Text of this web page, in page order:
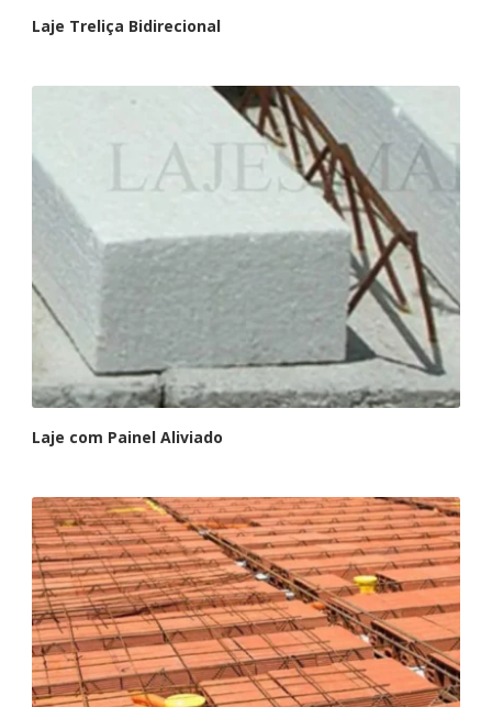
Laje Treliça Bidirecional
Laje com Painel Aliviado